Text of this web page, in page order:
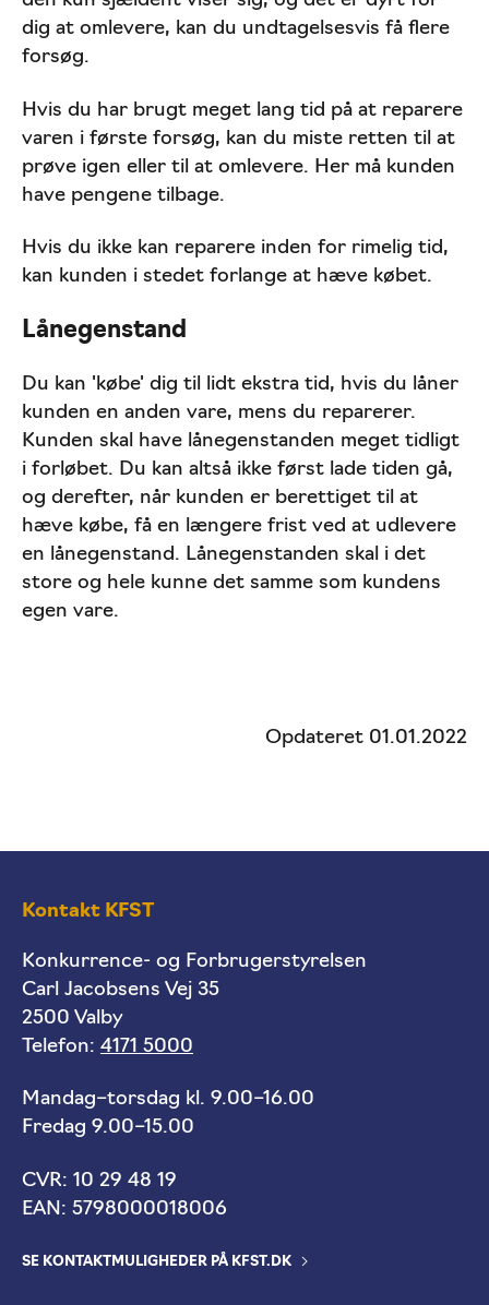
dig at omlevere, kan du undtagelsesvis få flere
forsøg.
Hvis du har brugt meget lang tid på at reparere
varen i første forsøg, kan du miste retten til at
prøve igen eller til at omlevere. Her må kunden
have pengene tilbage.
Hvis du ikke kan reparere inden for rimelig tid,
kan kunden i stedet forlange at hæve købet.
Lånegenstand
Du kan 'købe' dig til lidt ekstra tid, hvis du låner
kunden en anden vare, mens du reparerer.
Kunden skal have lånegenstanden meget tidligt
i forløbet. Du kan altså ikke først lade tiden gå,
og derefter, når kunden er berettiget til at
hæve købe, få en længere frist ved at udlevere
en lånegenstand. Lånegenstanden skal i det
store og hele kunne det samme som kundens
egen vare.
Opdateret 01.01.2022
Kontakt KFST
Konkurrence- og Forbrugerstyrelsen
Carl Jacobsens Vej 35
2500 Valby
Telefon: 4171 5000
Mandag–torsdag kl. 9.00–16.00
Fredag 9.00–15.00
CVR: 10 29 48 19
EAN: 5798000018006
SE KONTAKTMULIGHEDER PÅ KFST.DK